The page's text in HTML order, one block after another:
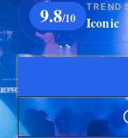
9.8/10
TREND
Iconic